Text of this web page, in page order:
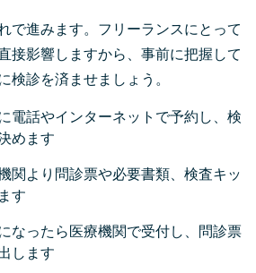
で進みます。フリーランスにとって
接影響しますから、事前に把握して
検診を済ませましょう。
電話やインターネットで予約し、検
めます
関より問診票や必要書類、検査キッ
す
なったら医療機関で受付し、問診票
します